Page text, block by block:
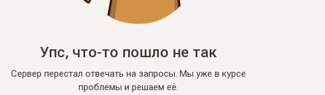
Упс, что-то пошло не так
Сервер перестал отвечать на запросы. Мы уже в курсе
проблемы и решаем её.